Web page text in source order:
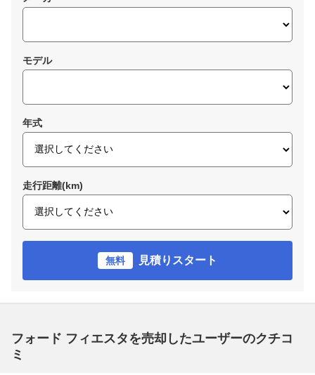
モデル
年式
走行距離(km)
無料 見積りスタート
フォード フィエスタを売却したユーザーのクチコ
ミ